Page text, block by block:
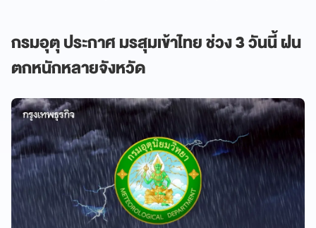
กรมอุตุ ประกาศ มรสุมเข้าไทย ช่วง 3 วันนี้ ฝน
ตกหนักหลายจังหวัด